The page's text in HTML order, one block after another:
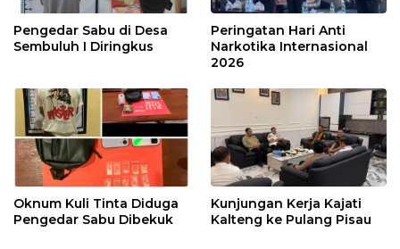
Pengedar Sabu di Desa
Sembuluh I Diringkus
Peringatan Hari Anti
Narkotika Internasional
2026
Oknum Kuli Tinta Diduga
Pengedar Sabu Dibekuk
Kunjungan Kerja Kajati
Kalteng ke Pulang Pisau